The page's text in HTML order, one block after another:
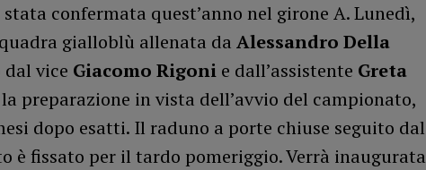
confermata quest’anno nel girone A. Lunedì,
gialloblù allenata da Alessandro Della
vice Giacomo Rigonie dall’assistente Greta
preparazione in vista dell’avvio del campionato,
dopo esatti. Il raduno a porte chiuse seguito dal
è fissato per il tardo pomeriggio. Verrà inaugurata